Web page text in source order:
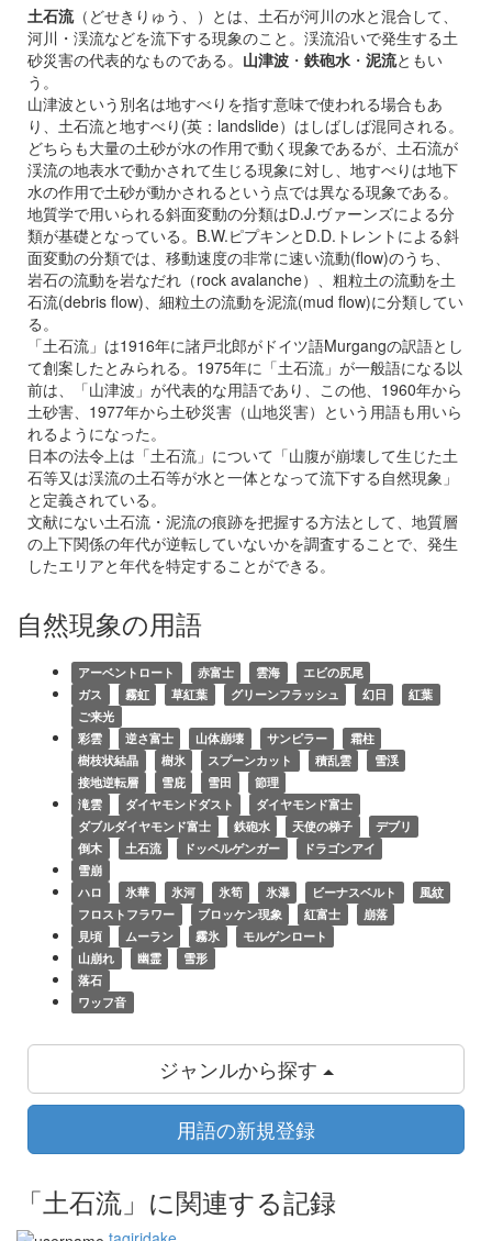
土石流（どせきりゅう、）とは、土石が河川の水と混合して、
河川・渓流などを流下する現象のこと。渓流沿いで発生する土
砂災害の代表的なものである。 山津波 ・ 鉄砲水 ・ 泥流ともい
う。
山津波という別名は地すべりを指す意味で使われる場合もあ
り、土石流と地すべり(英：landslide）はしばしば混同される。
どちらも大量の土砂が水の作用で動く現象であるが、土石流が
渓流の地表水で動かされて生じる現象に対し、地すべりは地下
水の作用で土砂が動かされるという点では異なる現象である。
地質学で用いられる斜面変動の分類はD.J.ヴァーンズによる分
類が基礎となっている。B.W.ピプキンとD.D.トレントによる斜
面変動の分類では、移動速度の非常に速い流動(flow)のうち、
岩石の流動を岩なだれ（rock avalanche）、粗粒土の流動を土
石流(debris flow)、細粒土の流動を泥流(mud flow)に分類してい
る。
「土石流」は1916年に諸戸北郎がドイツ語Murgangの訳語とし
て創案したとみられる。1975年に「土石流」が一般語になる以
前は、「山津波」が代表的な用語であり、この他、1960年から
土砂害、1977年から土砂災害（山地災害）という用語も用いら
れるようになった。
日本の法令上は「土石流」について「山腹が崩壊して生じた土
石等又は渓流の土石等が水と一体となって流下する自然現象」
と定義されている。
文献にない土石流・泥流の痕跡を把握する方法として、地質層
の上下関係の年代が逆転していないかを調査することで、発生
したエリアと年代を特定することができる。
自然現象の用語
アーベントロート 赤富士 雲海
エビの尻尾
ガス
霧虹 草紅葉 グリーンフラッシュ 幻日
紅葉
ご来光
彩雲
逆さ富士 山体崩壊 サンピラー
霜柱
樹枝状結晶
樹氷 スプーンカット 積乱雲
雪渓
接地逆転層
雪庇 雪田
節理
滝雲
ダイヤモンドダスト
ダイヤモンド富士
ダブルダイヤモンド富士
鉄砲水 天使の梯子
デブリ
倒木
土石流 ドッペルゲンガー
ドラゴンアイ
雪崩
ハロ
氷華 氷河 氷筍 氷瀑 ビーナスベルト
風紋
フロストフラワー
ブロッケン現象 紅富士
崩落
見頃
ムーラン 霧氷
モルゲンロート
山崩れ
幽霊
雪形
落石
ワッフ音
ジャンルから探す
用語の新規登録
「土石流」に関連する記録